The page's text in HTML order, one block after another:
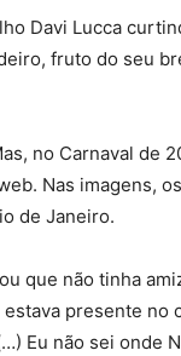
Davi Lucca
fruto do seu
no Carnaval de
Nas imagens,
de Janeiro.
que não tinha
presente no
Eu não sei onde